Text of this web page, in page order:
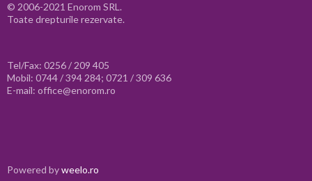
© 2006-2021 Enorom SRL.
Toate drepturile rezervate.
Tel/Fax: 0256 / 209 405
Mobil: 0744 / 394 284; 0721 / 309 636
E-mail: office@enorom.ro
Powered byweelo.ro